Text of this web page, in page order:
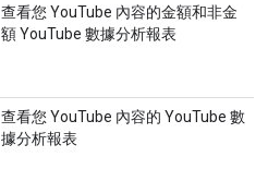
查看您 YouTube 內容的金額和非金
額 YouTube 數據分析報表
查看您 YouTube 內容的 YouTube 數
據分析報表